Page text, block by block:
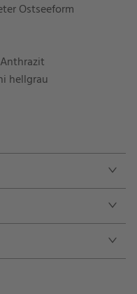
Ostseeform
hellgrau